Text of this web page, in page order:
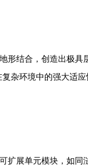
形结合，创造出极
杂环境中的强大适应
扩展单元模块，如